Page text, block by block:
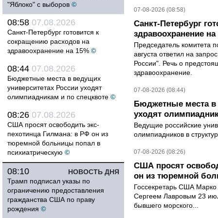
"Яблоко" с выборов ©
08:58 07.08.2026
Санкт-Петербург готовится к
сокращению расходов на
здравоохранение на 15% ©
08:44 07.08.2026
Бюджетные места в ведущих
университетах России уходят
олимпиадникам и по спецквоте ©
08:26 07.08.2026
США просят освободить экс-
пехотинца Гилмана: в РФ он из
тюремной больницы попал в
психиатрическую ©
НОВОСТЬ ДНЯ
08:10
Трамп подписал указы по
ограничению предоставления
гражданства США по праву
рождения ©
07-08-2026 (08:58)
Санкт-Петербург
здравоохранение на
Председатель комитета
августа ответил на
России". Речь о
здравоохранение.
07-08-2026 (08:44)
Бюджетные места в
уходят
Ведущие российские
олимпиадников в
07-08-2026 (08:26)
США просят
он из тюремной
Госсекретарь США
Сергеем Лавровым 23
бывшего морского...